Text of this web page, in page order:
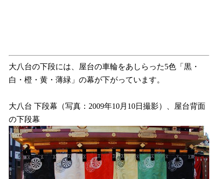
大八台の下段には、屋台の車輪をあしらった5色「黒・
白・橙・黄・薄緑」の幕が下がっています。
大八台 下段幕（写真：2009年10月10日撮影）、屋台背面
の下段幕